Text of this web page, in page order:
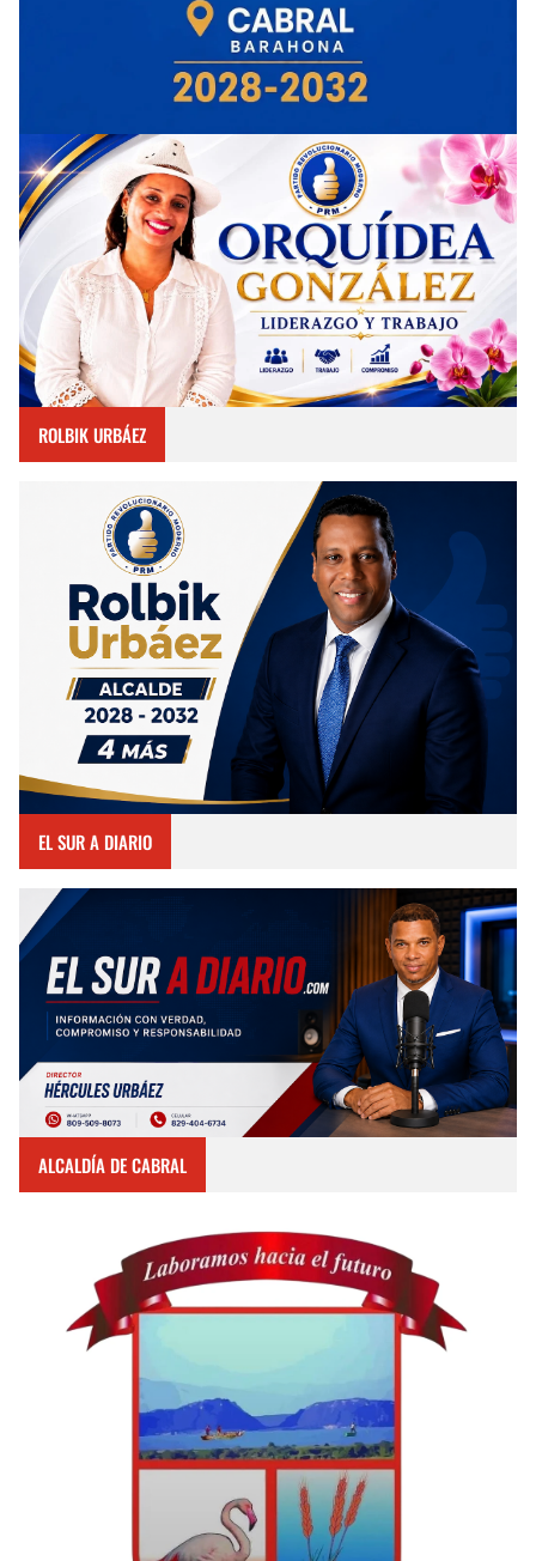
ROLBIK URBÁEZ
EL SUR A DIARIO
ALCALDÍA DE CABRAL